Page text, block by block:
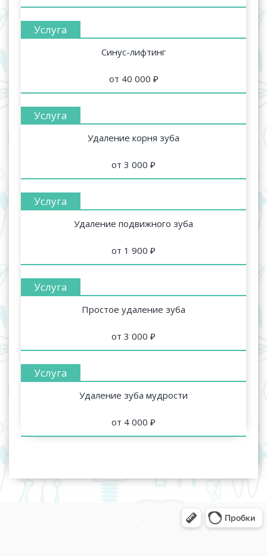
Синус-лифтинг
от 40 000 ₽
Удаление корня зуба
от 3 000 ₽
Удаление подвижного зуба
от 1 900 ₽
Простое удаление зуба
от 3 000 ₽
Удаление зуба мудрости
от 4 000 ₽